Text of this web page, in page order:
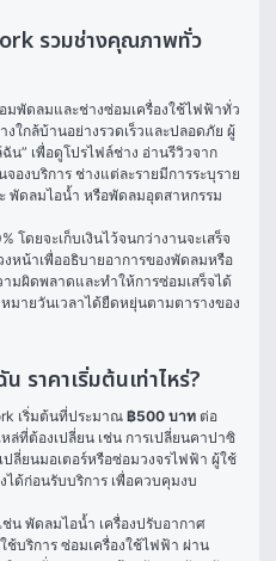
รวมช่างคุณภาพทั่ว
พัดลมและช่างซ่อมเครื่องใช้ไฟฟ้าทั่ว
ใกล้บ้านอย่างรวดเร็วและปลอดภัย ผู้
” เพื่อดูโปรไฟล์ช่าง อ่านรีวิวจาก
องบริการ ช่างแต่ละรายมีการระบุราย
พัดลมไอน้ำ หรือพัดลมอุตสาหกรรม
โดยจะเก็บเงินไว้จนกว่างานจะเสร็จ
หน้าเพื่ออธิบายอาการของพัดลมหรือ
มผิดพลาดและทำให้การซ่อมเสร็จได้
มายวันเวลาได้ยืดหยุ่นตามตารางของ
ราคาเริ่มต้นเท่าไหร่?
เริ่มต้นที่ประมาณ ฿500 บาท ต่อ
ล่ที่ต้องเปลี่ยน เช่น การเปลี่ยนคาปาซิ
ปลี่ยนมอเตอร์หรือซ่อมวงจรไฟฟ้า ผู้ใช้
ได้ก่อนรับบริการ เพื่อควบคุมงบ
น พัดลมไอน้ำ เครื่องปรับอากาศ
ช้บริการ ซ่อมเครื่องใช้ไฟฟ้า